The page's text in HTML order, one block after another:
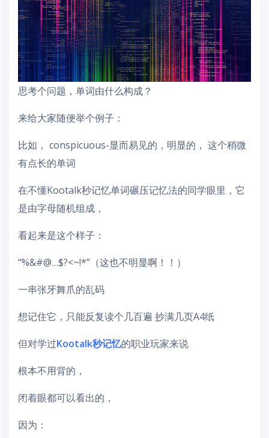
思考个问题，单词由什么构成？
来给大家随便举个例子：
比如， conspicuous-显而易见的，明显的， 这个稍微
有点长的单词
在不懂Kootalk秒记忆单词碾压记忆法的同学眼里，它
是由字母随机组成，
看起来是这个样子：
“%&#@…$?<~!*”（这也不明显啊！！）
一串张牙舞爪的乱码
想记住它，只能反复读个几百遍 抄满几页A4纸
但对学过Kootalk秒记忆的职业玩家来说
根本不用背的，
闭着眼都可以看出的，
因为：